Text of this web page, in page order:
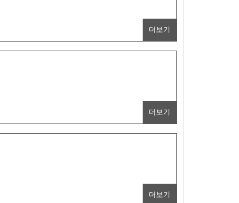
더보기
더보기
더보기